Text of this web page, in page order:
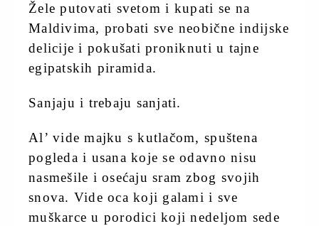
Žele putovati svetom i kupati se na
Maldivima, probati sve neobične indijske
delicije i pokušati proniknuti u tajne
egipatskih piramida.
Sanjaju i trebaju sanjati.
Al’ vide majku s kutlačom, spuštena
pogleda i usana koje se odavno nisu
nasmešile i osećaju sram zbog svojih
snova. Vide oca koji galami i sve
muškarce u porodici koji nedeljom sede